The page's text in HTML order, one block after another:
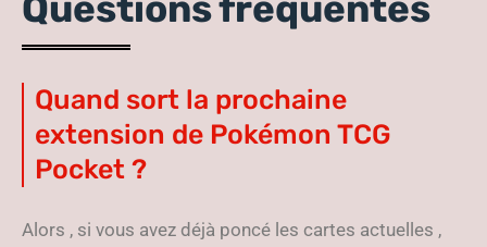
Quand sort la prochaine
extension de Pokémon TCG
Pocket ?
Alors , si vous avez déjà poncé les cartes actuelles ,